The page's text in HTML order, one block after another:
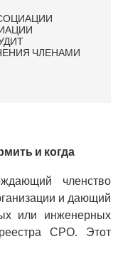
ЧЛЕНАМИ
и когда
членство
и дающий
или инженерных
СРО. Этот